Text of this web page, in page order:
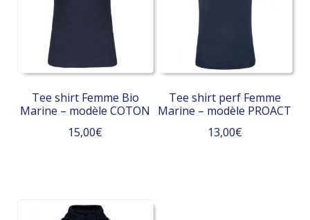
peuvent
choisies
la
page
du
produit
choisies
sur
page
produit
Tee shirt Femme Bio
Marine – modèle COTON
15,00€
plusieurs
Tee shirt perf Femme
Marine – modèle PROACT
13,00€